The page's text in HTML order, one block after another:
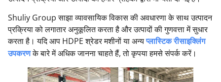
Shuliy Group साझा व्यावसायिक विकास की अवधारणा के साथ उत्पादन
प्रक्रिया को लगातार अनुकूलित करता है और उत्पादों की गुणवत्ता में सुधार
करता है। यदि आप HDPE श्रेडर मशीनों या अन्यप्लास्टिक रीसाइक्लिंग
उपकरणके बारे में अधिक जानना चाहते हैं, तो कृपया हमसे संपर्क करें।